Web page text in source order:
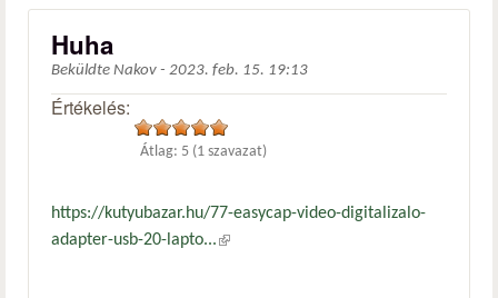
Huha
Beküldte Nakov - 2023. feb. 15. 19:13
Értékelés:
Átlag: 5 (1 szavazat)
https://kutyubazar.hu/77-easycap-video-digitalizalo-
adapter-usb-20-lapto...(külső hivatkozás)